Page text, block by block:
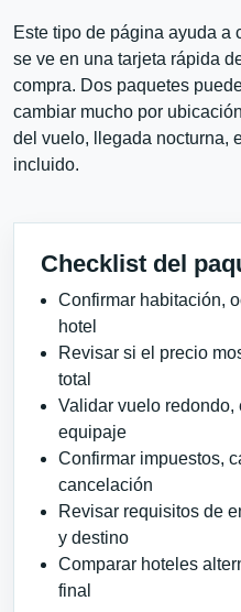
Este tipo de página ayuda a
se ve en una tarjeta rápida
compra. Dos paquetes
cambiar mucho por
del vuelo, llegada nocturna,
incluido.
Checklist del
Confirmar habitación,
hotel
Revisar si el precio
total
Validar vuelo redondo,
equipaje
Confirmar impuestos,
cancelación
Revisar requisitos de
y destino
Comparar hoteles
final